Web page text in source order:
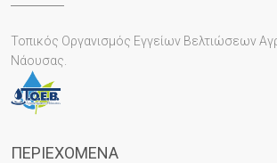
Τοπικός Οργανισμός Εγγείων Βελτιώσεων
Νάουσας.
ΠΕΡΙΕΧΌΜΕΝΑ